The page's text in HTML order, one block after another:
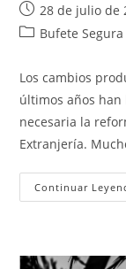
28 de julio de
Bufete Segura
Los cambios
últimos años
necesaria la
Extranjería.
Continuar